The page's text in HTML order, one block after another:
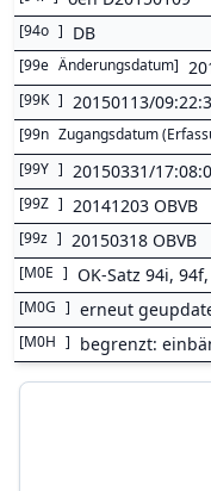
[94o ] DB
[99e Änderungsdatum]
[99K ] 20150113/
[99n Zugangsdatum
[99Y ] 20150331/
[99Z ] 20141203 OBVB
[99z ] 20150318 OBVB
[M0E ] OK-Satz 94i,
[M0G ] erneut
[M0H ] begrenzt: